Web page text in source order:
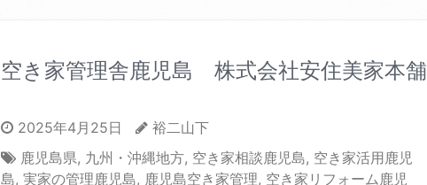
空き家管理舎鹿児島 株式会社安住美家本舗
2025年4月25日
裕二山下
鹿児島県, 九州・沖縄地方, 空き家相談鹿児島, 空き家活用鹿児
島, 実家の管理鹿児島, 鹿児島空き家管理, 空き家リフォーム鹿児